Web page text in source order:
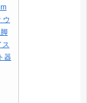
ウ
ス
器